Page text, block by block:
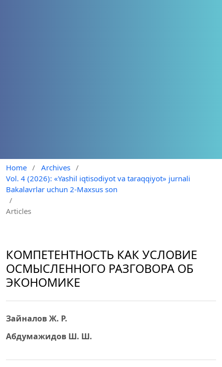
Home / Archives /
Vol. 4 (2026): «Yashil iqtisodiyot va taraqqiyot» jurnali
Bakalavrlar uchun 2-Maxsus son
/
Articles
КОМПЕТЕНТНОСТЬ КАК УСЛОВИЕ
ОСМЫСЛЕННОГО РАЗГОВОРА ОБ
ЭКОНОМИКЕ
Зайналов Ж. Р.
Абдумажидов Ш. Ш.